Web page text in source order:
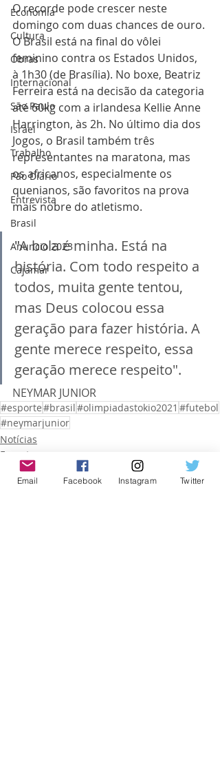
Economia
Cultura
Obras
Internacional
São Paulo
Israel
Trabalho
Pão Diário
Entrevista
Brasil
Anuncio 2023
Cajamar
O recorde pode crescer neste
domingo com duas chances de ouro.
O Brasil está na final do vôlei
feminino contra os Estados Unidos,
à 1h30 (de Brasília). No boxe, Beatriz
Ferreira está na decisão da categoria
até 60kg com a irlandesa Kellie Anne
Harrington, às 2h. No último dia dos
Jogos, o Brasil também três
representantes na maratona, mas
os africanos, especialmente os
quenianos, são favoritos na prova
mais nobre do atletismo.
"A bola é minha. Está na
história. Com todo respeito a
todos, muita gente tentou,
mas Deus colocou essa
geração para fazer história. A
gente merece respeito, essa
geração merece respeito".
NEYMAR JUNIOR
#esporte#brasil#olimpiadastokio2021 #futebol
#neymarjunior
Notícias
Esportes
Mundo
Email Facebook Instagram Twitter